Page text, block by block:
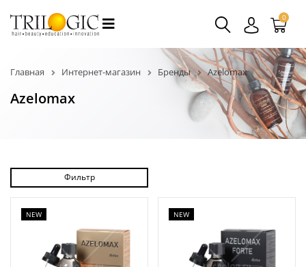
0
Главная Интернет-магазин Бренды Azelomax
Azelomax
Фильтр
NEW NEW